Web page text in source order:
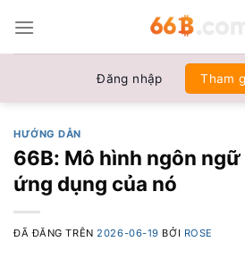
đến
nội
Đăng nhập Tham
HƯỚNG DẪN
66B: Mô hình ngôn
ứng dụng của nó
ĐÃ ĐĂNG TRÊN 2026-06-19 BỞI ROSE